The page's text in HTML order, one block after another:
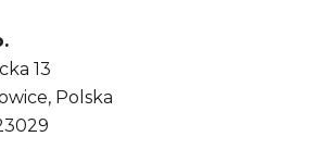
13
Polska